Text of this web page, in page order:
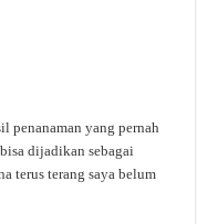
penanaman yang pernah
dijadikan sebagai
terus terang saya belum